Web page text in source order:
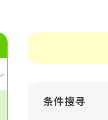
条件搜寻